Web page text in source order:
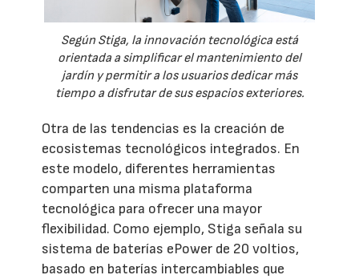
Según Stiga, la innovación tecnológica está
orientada a simplificar el mantenimiento del
jardín y permitir a los usuarios dedicar más
tiempo a disfrutar de sus espacios exteriores.
Otra de las tendencias es la creación de
ecosistemas tecnológicos integrados. En
este modelo, diferentes herramientas
comparten una misma plataforma
tecnológica para ofrecer una mayor
flexibilidad. Como ejemplo, Stiga señala su
sistema de baterías ePower de 20 voltios,
basado en baterías intercambiables que